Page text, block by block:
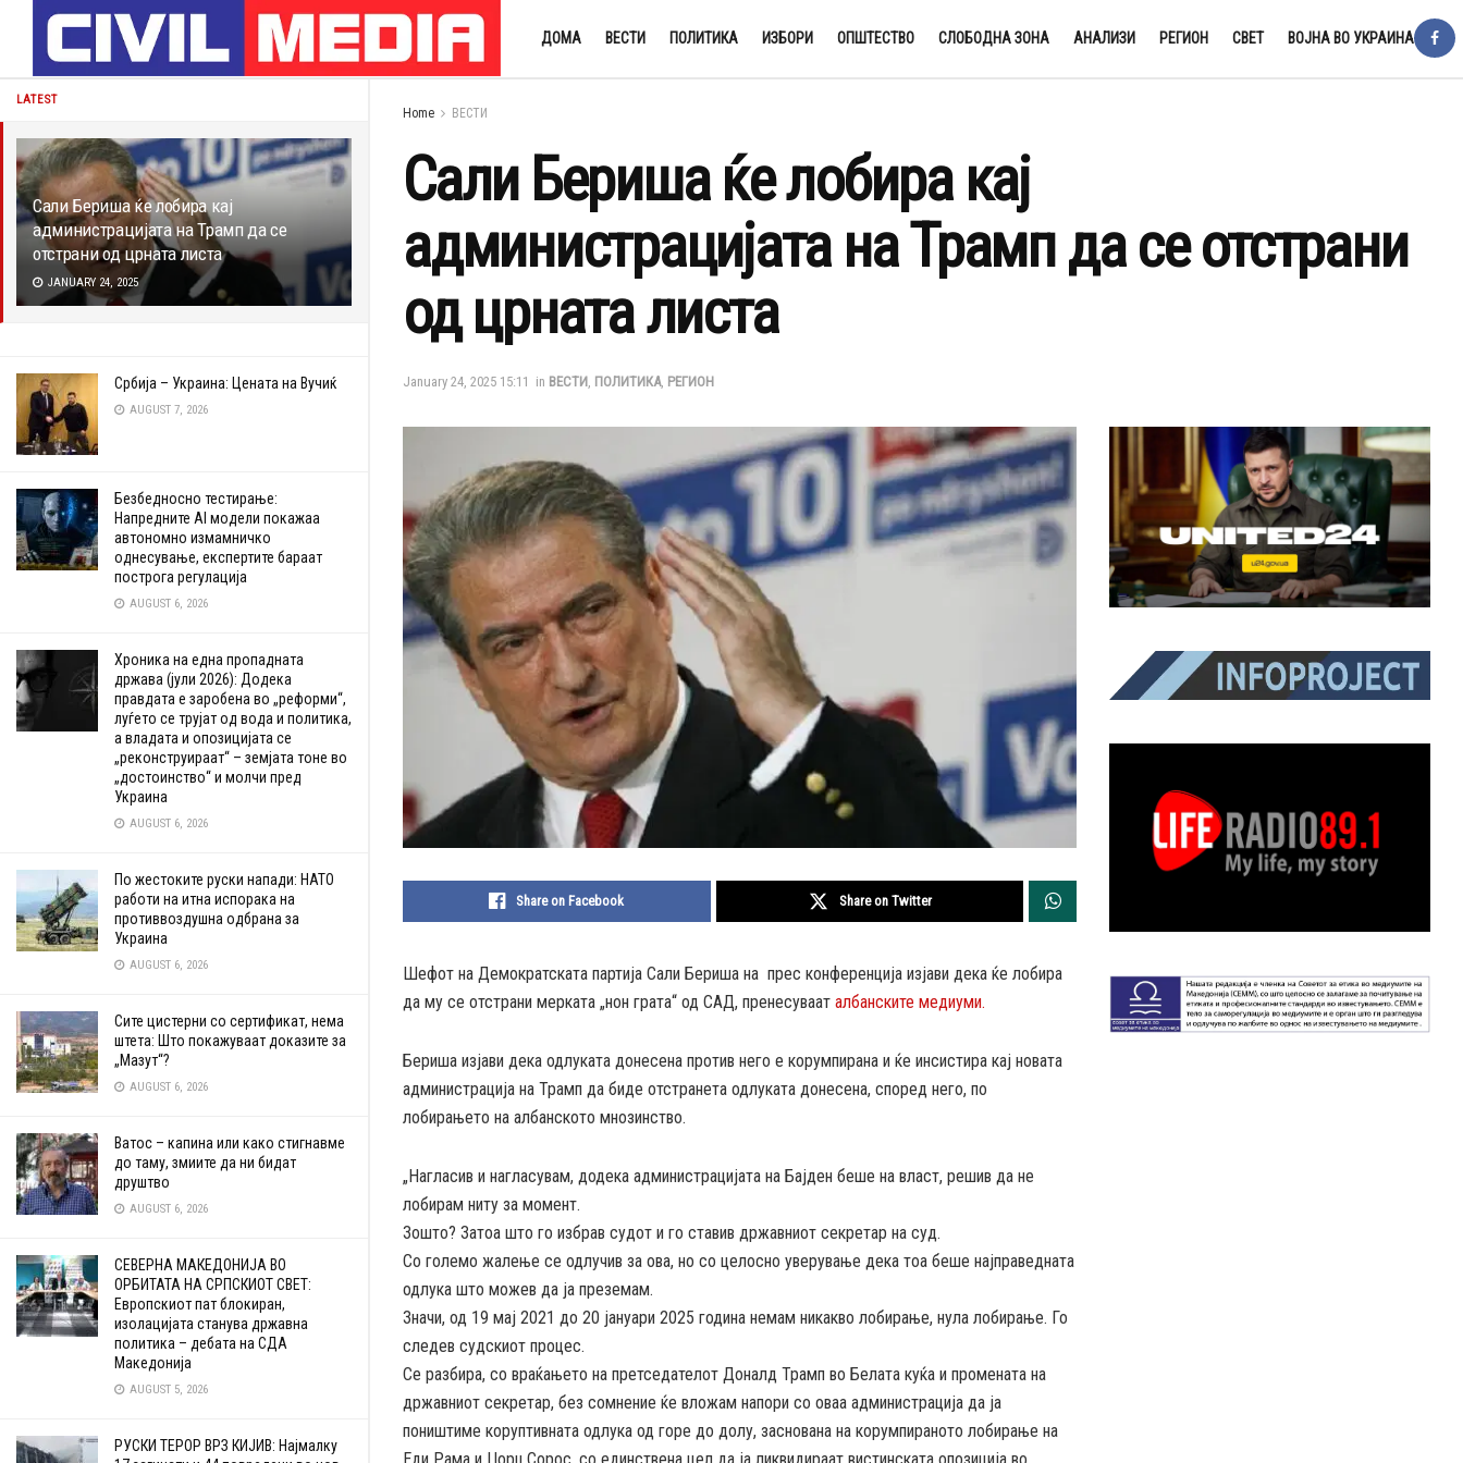
LATEST
Сали Бериша ќе лобира кај
администрацијата на Трамп да се
отстрани од црната листа
JANUARY 24, 2025
Србија – Украина: Цената на Вучиќ
AUGUST 7, 2026
Безбедносно тестирање:
Напредните AI модели покажаа
автономно измамничко
однесување, експертите бараат
построга регулација
AUGUST 6, 2026
Хроника на една пропадната
држава (јули 2026): Додека
правдата е заробена во „реформи“,
луѓето се трујат од вода и политика,
а владата и опозицијата се
„реконструираат“ – земјата тоне во
„достоинство“ и молчи пред
Украина
AUGUST 6, 2026
По жестоките руски напади: НАТО
работи на итна испорака на
противвоздушна одбрана за
Украина
AUGUST 6, 2026
Сите цистерни со сертификат, нема
штета: Што покажуваат доказите за
„Мазут“?
AUGUST 6, 2026
Ватос – капина или како стигнавме
до таму, змиите да ни бидат
друштво
AUGUST 6, 2026
СЕВЕРНА МАКЕДОНИЈА ВО
ОРБИТАТА НА СРПСКИОТ СВЕТ:
Европскиот пат блокиран,
изолацијата станува државна
политика – дебата на СДА
Македонија
AUGUST 5, 2026
РУСКИ ТЕРОР ВРЗ КИЈИВ: Најмалку
ДОМА ВЕСТИ ПОЛИТИКА ИЗБОРИ ОПШТЕСТВО СЛОБОДНА ЗОНА АНАЛИЗИ РЕГИОН СВЕТ ВОЈНА ВО УКРАИНА
Home ВЕСТИ
Сали Бериша ќе лобира кај
администрацијата на Трамп да се отстрани
од црната листа
January 24, 2025 15:11 in ВЕСТИ, ПОЛИТИКА, РЕГИОН
Share on Facebook Share on Twitter
Шефот на Демократската партија Сали Бериша на прес конференција изјави дека ќе лобира
да му се отстрани мерката „нон грата“ од САД, пренесуваат албанските медиуми.
Бериша изјави дека одлуката донесена против него е корумпирана и ќе инсистира кај новата
администрација на Трамп да биде отстранета одлуката донесена, според него, по
лобирањето на албанското мнозинство.
„Нагласив и нагласувам, додека администрацијата на Бајден беше на власт, решив да не
лобирам ниту за момент.
Зошто? Затоа што го избрав судот и го ставив државниот секретар на суд.
Со големо жалење се одлучив за ова, но со целосно уверување дека тоа беше најправедната
одлука што можев да ја преземам.
Значи, од 19 мај 2021 до 20 јануари 2025 година немам никакво лобирање, нула лобирање. Го
следев судскиот процес.
Се разбира, со враќањето на претседателот Доналд Трамп во Белата куќа и промената на
државниот секретар, без сомнение ќе вложам напори со оваа администрација да ја
поништиме коруптивната одлука од горе до долу, заснована на корумпираното лобирање на